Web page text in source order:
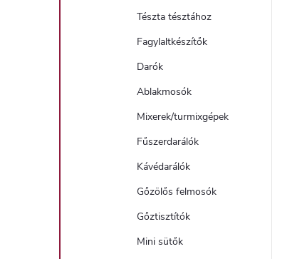
Tészta tésztához
Fagylaltkészítők
Darók
Ablakmosók
Mixerek/turmixgépek
Fűszerdarálók
Kávédarálók
Gőzölős felmosók
Gőztisztítók
Mini sütők